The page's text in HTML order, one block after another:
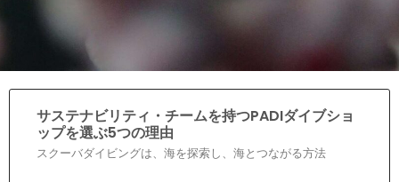
サステナビリティ・チームを持つPADIダイブショ
ップを選ぶ5つの理由
スクーバダイビングは、海を探索し、海とつながる方法